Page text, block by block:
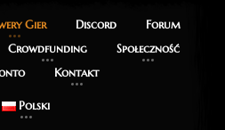
Gier Discord
Forum
Crowdfunding
Społeczność
Kontakt
Polski